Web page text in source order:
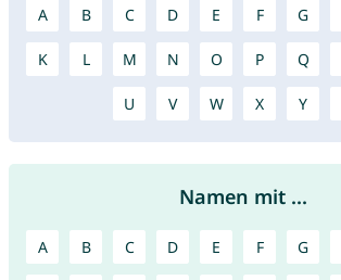
A B C D E F G
K L M N O P Q
U V W X Y
Namen mit ...
A B C D E F G